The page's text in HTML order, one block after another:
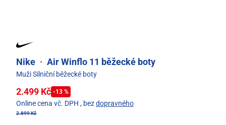
Nike · Air Winflo 11 běžecké boty
Muži Silniční běžecké boty
2.499 Kč -13 %
Online cena vč. DPH , bezdopravného
2.899 Kč